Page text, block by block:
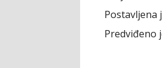
Postavljena
Predviđeno